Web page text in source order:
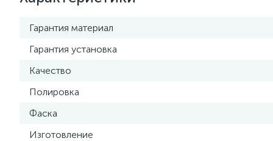
Гарантия материал
Гарантия установка
Качество
Полировка
Фаска
Изготовление